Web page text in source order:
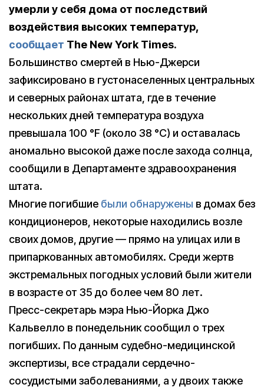
умерли у себя дома от последствий
воздействия высоких температур,
сообщает The New York Times.
Большинство смертей в Нью-Джерси
зафиксировано в густонаселенных центральных
и северных районах штата, где в течение
нескольких дней температура воздуха
превышала 100 °F (около 38 °C) и оставалась
аномально высокой даже после захода солнца,
сообщили в Департаменте здравоохранения
штата.
Многие погибшие были обнаружены в домах без
кондиционеров, некоторые находились возле
своих домов, другие — прямо на улицах или в
припаркованных автомобилях. Среди жертв
экстремальных погодных условий были жители
в возрасте от 35 до более чем 80 лет.
Пресс-секретарь мэра Нью-Йорка Джо
Кальвелло в понедельник сообщил о трех
погибших. По данным судебно-медицинской
экспертизы, все страдали сердечно-
сосудистыми заболеваниями, а у двоих также